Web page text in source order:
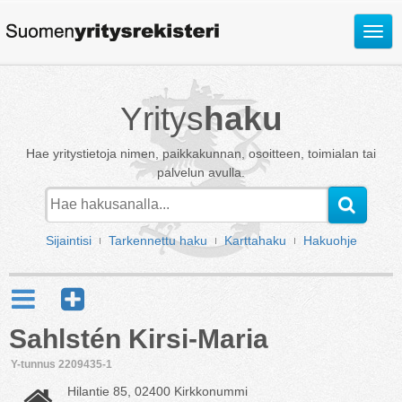
Avaa
Yrityshaku
Hae yritystietoja nimen, paikkakunnan, osoitteen, toimialan tai
palvelun avulla.
Sijaintisi Tarkennettu haku Karttahaku Hakuohje
Sahlstén Kirsi-Maria
Y-tunnus 2209435-1
Hilantie 85, 02400 Kirkkonummi